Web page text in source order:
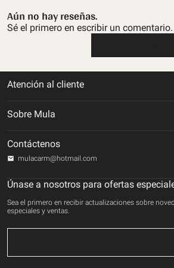
Aún no hay reseñas.
Sé el primero en escribir un comentario.
Atención al cliente
Política de privacidad
Términos de servicio
Método de pago
Sobre Mula
Rastrea tu orden
Contáctenos
Contáctenos
mulacarm@hotmail.com
Únase a nosotros para ofertas
Sea el primero en recibir actualizaciones sobre
especiales y ventas.